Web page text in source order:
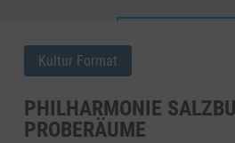
Kultur Format
PHILHARMONIE
PROBERÄUME